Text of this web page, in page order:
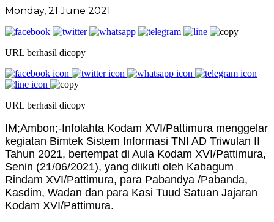
Monday, 21 June 2021
URL berhasil dicopy
URL berhasil dicopy
IM;Ambon;-Infolahta Kodam XVI/Pattimura menggelar
kegiatan Bimtek Sistem Informasi TNI AD Triwulan II
Tahun 2021, bertempat di Aula Kodam XVI/Pattimura,
Senin (21/06/2021), yang diikuti oleh Kabagum
Rindam XVI/Pattimura, para Pabandya /Pabanda,
Kasdim, Wadan dan para Kasi Tuud Satuan Jajaran
Kodam XVI/Pattimura.